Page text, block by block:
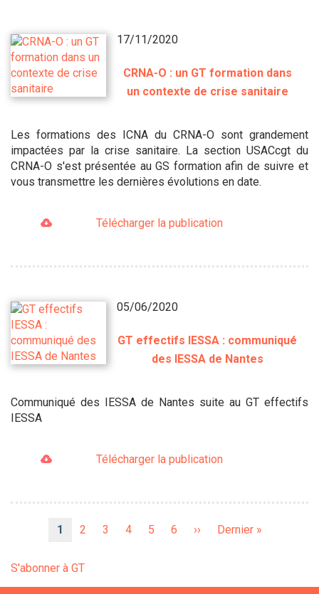
17/11/2020
CRNA-O : un GT formation dans
un contexte de crise sanitaire
Les formations des ICNA du CRNA-O sont grandement
impactées par la crise sanitaire. La section USACcgt du
CRNA-O s'est présentée au GS formation afin de suivre et
vous transmettre les dernières évolutions en date.
Télécharger la publication
05/06/2020
GT effectifs IESSA : communiqué
des IESSA de Nantes
Communiqué des IESSA de Nantes suite au GT effectifs
IESSA
Télécharger la publication
Page
1 Page
2 Page
3 Page
4 Page
5 Page
6
Page
››
Dernière
Dernier »
S'abonner à GT